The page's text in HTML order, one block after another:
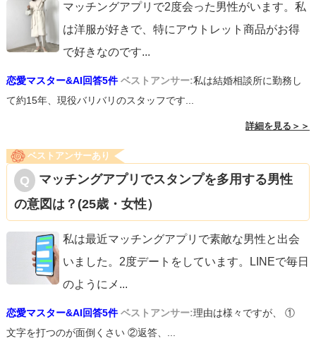
マッチングアプリで2度会った男性がいます。私
は洋服が好きで、特にアウトレット商品がお得
で好きなのです...
恋愛マスター&AI回答5件 ベストアンサー:私は結婚相談所に勤務し
て約15年、現役バリバリのスタッフです...
詳細を見る＞＞
ベストアンサーあり
マッチングアプリでスタンプを多用する男性
の意図は？(25歳・女性）
私は最近マッチングアプリで素敵な男性と出会
いました。2度デートをしています。LINEで毎日
のようにメ ...
恋愛マスター&AI回答5件 ベストアンサー:理由は様々ですが、 ①
文字を打つのが面倒くさい ②返答、...